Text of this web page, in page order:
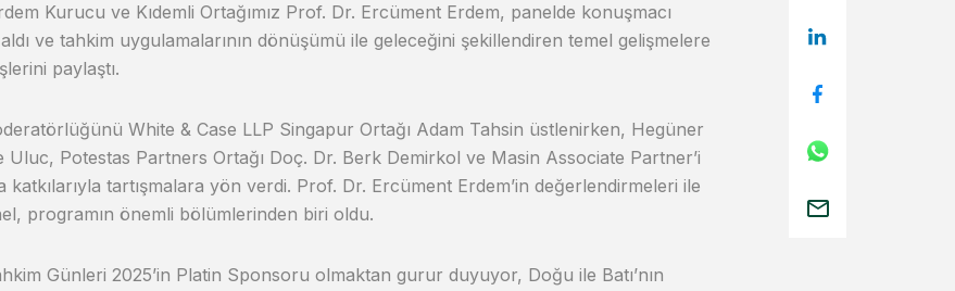
Kurucu ve Kıdemli Ortağımız Prof. Dr. Ercüment Erdem, panelde konuşmacı
ve tahkim uygulamalarının dönüşümü ile geleceğini şekillendiren temel gelişmelere
paylaştı.
White & Case LLP Singapur Ortağı Adam Tahsin üstlenirken, Hegüner
Uluc, Potestas Partners Ortağı Doç. Dr. Berk Demirkol ve Masin Associate Partner’i
katkılarıyla tartışmalara yön verdi. Prof. Dr. Ercüment Erdem’in değerlendirmeleri ile
programın önemli bölümlerinden biri oldu.
Günleri 2025’in Platin Sponsoru olmaktan gurur duyuyor, Doğu ile Batı’nın